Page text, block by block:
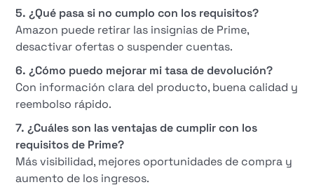
5. ¿Qué pasa si no cumplo con los requisitos?
Amazon puede retirar las insignias de Prime,
desactivar ofertas o suspender cuentas.
6. ¿Cómo puedo mejorar mi tasa de devolución?
Con información clara del producto, buena calidad y
reembolso rápido.
7. ¿Cuáles son las ventajas de cumplir con los
requisitos de Prime?
Más visibilidad, mejores oportunidades de compra y
aumento de los ingresos.